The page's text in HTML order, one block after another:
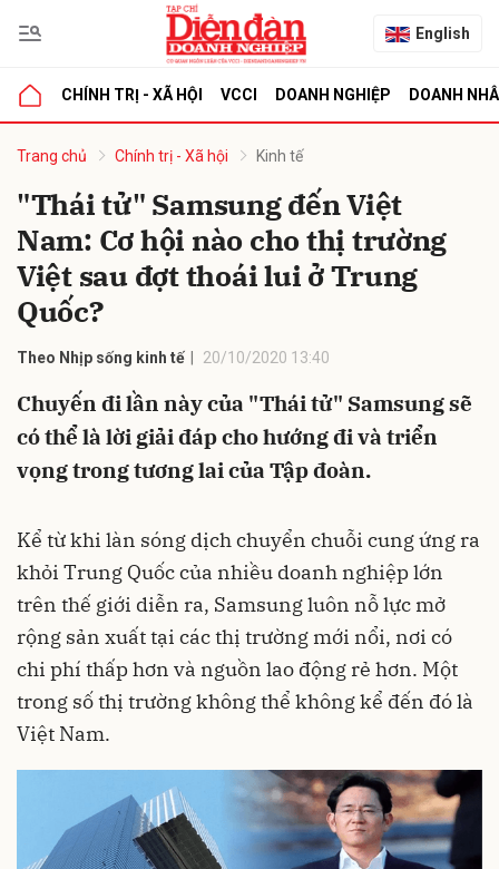
English
CHÍNH TRỊ - XÃ HỘI VCCI DOANH NGHIỆP DOANH
Trang chủ Chính trị - Xã hội Kinh tế
"Thái tử" Samsung đến Việt
Nam: Cơ hội nào cho thị trường
Việt sau đợt thoái lui ở Trung
Quốc?
Theo Nhịp sống kinh tế 20/10/2020 13:40
Chuyến đi lần này của "Thái tử" Samsung sẽ
có thể là lời giải đáp cho hướng đi và triển
vọng trong tương lai của Tập đoàn.
Kể từ khi làn sóng dịch chuyển chuỗi cung ứng ra
khỏi Trung Quốc của nhiều doanh nghiệp lớn
trên thế giới diễn ra, Samsung luôn nỗ lực mở
rộng sản xuất tại các thị trường mới nổi, nơi có
chi phí thấp hơn và nguồn lao động rẻ hơn. Một
trong số thị trường không thể không kể đến đó là
Việt Nam.
luận